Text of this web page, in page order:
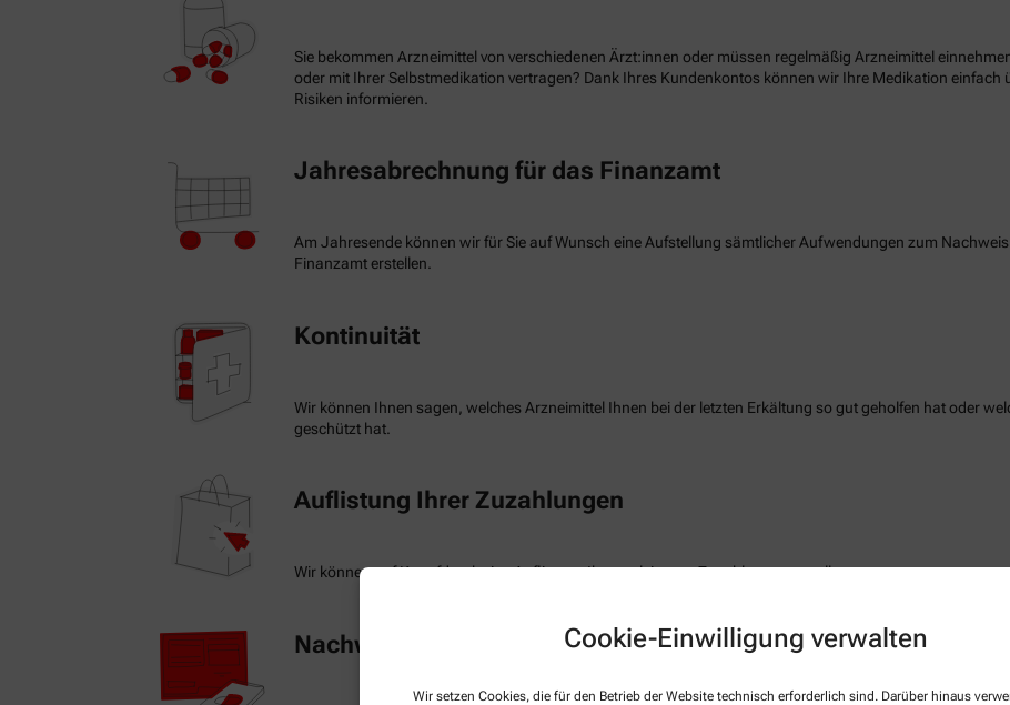
Cookie-Einwilligung verwalten
Wir setzen Cookies, die für den Betrieb der Website technisch erforderlich sind. Darüber hinaus
Sie bekommen Arzneimittel von verschiedenen Ärzt:innen oder müssen regelmäßig Arzneimittel
oder mit Ihrer Selbstmedikation vertragen? Dank Ihres Kundenkontos können wir Ihre Medikation einfach
Risiken informieren.
Jahresabrechnung für das Finanzamt
Am Jahresende können wir für Sie auf Wunsch eine Aufstellung sämtlicher Aufwendungen zum
Finanzamt erstellen.
Kontinuität
Wir können Ihnen sagen, welches Arzneimittel Ihnen bei der letzten Erkältung so gut geholfen hat oder
geschützt hat.
Auflistung Ihrer Zuzahlungen
Wir können auf Knopfdruck eine Auflistung Ihrer geleisteten Zuzahlungen erstellen.
Nachweis Ihrer Befreiung